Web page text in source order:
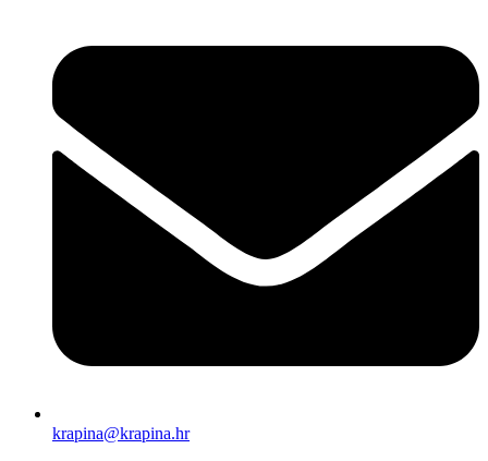
krapina@krapina.hr